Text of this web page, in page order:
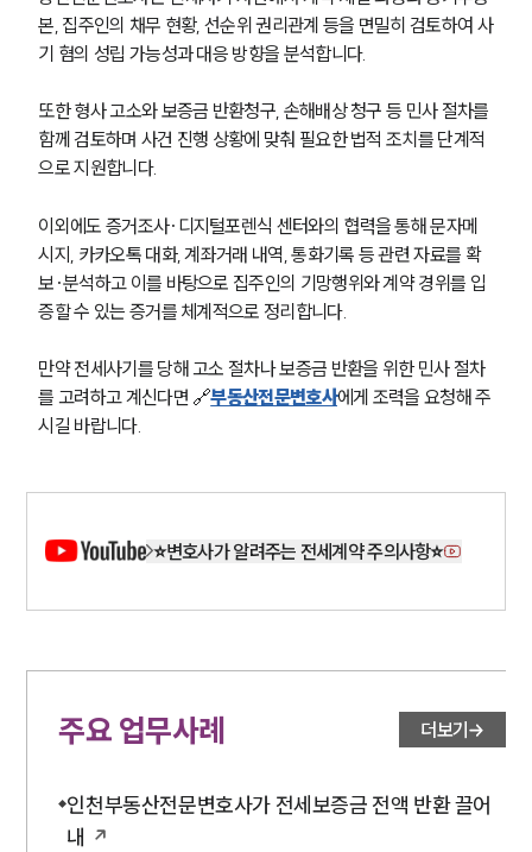
본, 집주인의 채무 현황, 선순위 권리관계 등을 면밀히 검토하여 사
기 혐의 성립 가능성과 대응 방향을 분석합니다.
또한 형사 고소와 보증금 반환청구, 손해배상 청구 등 민사 절차를
함께 검토하며 사건 진행 상황에 맞춰 필요한 법적 조치를 단계적
으로 지원합니다.
이외에도 증거조사·디지털포렌식 센터와의 협력을 통해 문자메
시지, 카카오톡 대화, 계좌거래 내역, 통화기록 등 관련 자료를 확
보·분석하고 이를 바탕으로 집주인의 기망행위와 계약 경위를 입
증할 수 있는 증거를 체계적으로 정리합니다.
만약 전세사기를 당해 고소 절차나 보증금 반환을 위한 민사 절차
를 고려하고 계신다면 🔗부동산전문변호사에게 조력을 요청해 주
시길 바랍니다.
⭐변호사가 알려주는 전세계약 주의사항⭐
주요 업무사례 더보기
인천부동산전문변호사가 전세보증금 전액 반환 끌어
내